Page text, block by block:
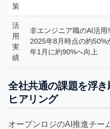
策
活
用
実
績
非エンジニア職のAI活用
2025年8月時点の約50%
年1月に約90%へ向上
全社共通の課題を浮
ヒアリング
オープンロジのAI推進チー